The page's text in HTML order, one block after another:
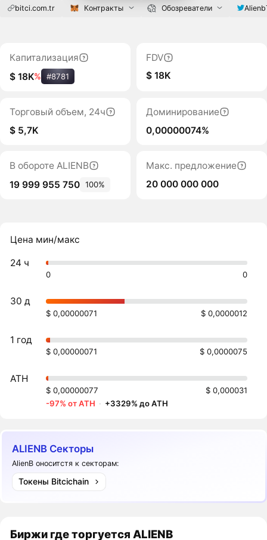
bitci.com.tr Контракты Обозреватели
Капитализация
$ 18K% #8781
FDV
$ 18K
Торговый объем, 24ч
$ 5,7K
Доминирование
0,00000074%
В обороте ALIENB
19 999 955 750 100%
Макс. предложение
20 000 000 000
Цена мин/макс
24 ч
0 0
30 д
$ 0,00000071 $ 0,0000012
1 год
$ 0,00000071 $ 0,0000075
ATH
$ 0,00000077
$ 0,000031
-97% от ATH · +3329% до ATH
ALIENB Секторы
AlienB оноситстя к секторам:
Токены Bitcichain
Биржи где торгуется ALIENB